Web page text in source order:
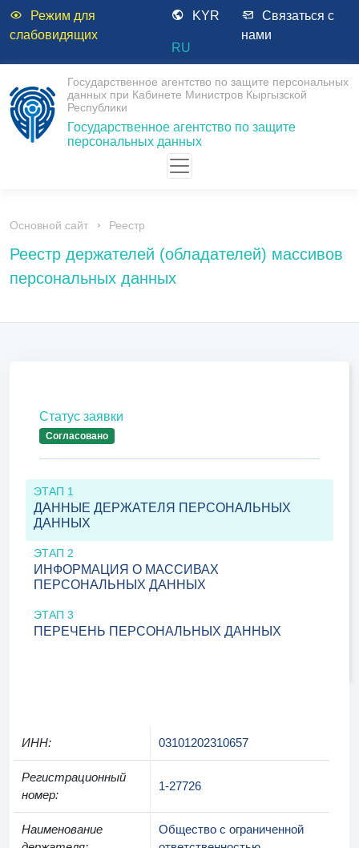
Режим для
слабовидящих
KYR
RU
Связаться с
нами
Государственное агентство по защите персональных
данных при Кабинете Министров Кыргызской
Республики
Государственное агентство по защите
персональных данных
Основной сайт Реестр
Реестр держателей (обладателей) массивов
персональных данных
Статус заявки
Согласовано
ЭТАП 1
ДАННЫЕ ДЕРЖАТЕЛЯ ПЕРСОНАЛЬНЫХ
ДАННЫХ
ЭТАП 2
ИНФОРМАЦИЯ О МАССИВАХ
ПЕРСОНАЛЬНЫХ ДАННЫХ
ЭТАП 3
ПЕРЕЧЕНЬ ПЕРСОНАЛЬНЫХ ДАННЫХ
ИНН: 03101202310657
Регистрационный
номер:
1-27726
Наименование
Общество с ограниченной